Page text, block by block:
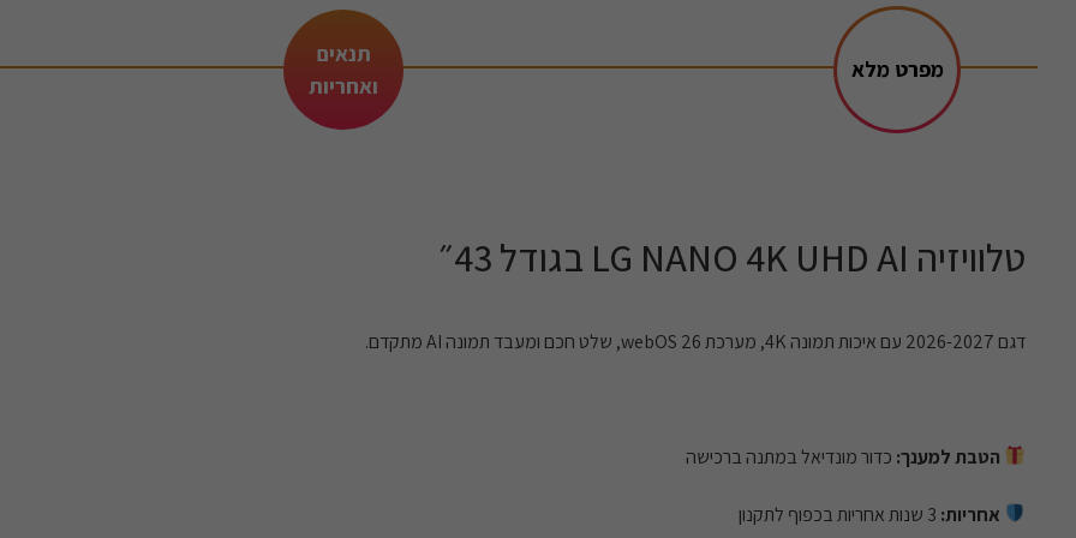
מפרט מלא
תנאים
ואחריות
טלוויזיה LG NANO 4K UHD AI בגודל 43״
דגם 2026-2027 עם איכות תמונה 4K, מערכת webOS 26, שלט חכם ומעבד תמונה AI מתקדם.
הטבת למענך: כדור מונדיאל במתנה ברכישה
אחריות: